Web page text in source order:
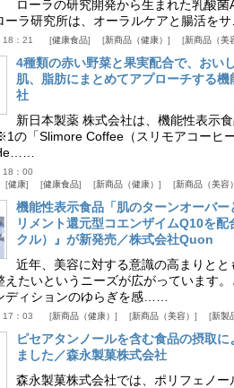
ローラの研究開発から生まれた乳酸
ーラ研究所は、オーラルケアと腸活を
：21 健康食品 新商品（健康） 新商品（美
4種類の赤い野菜と果実配合で、おい
肌、脂肪にまとめてアプローチする
社
新日本製薬 株式会社は、機能性表示
の「Slimore Coffee（スリモアコーヒ
18：00
健康 健康食品 新商品（健康） 新商品（美容）
機能性表示食品「肌のターンオーバ
リメント還元型コエンザイムQ10を
クル）』が新発売／株式会社Quon
近年、美容に対する意識の高まりとと
えたいというニーズが広がっています
ディションのゆらぎを感……
17：03 新商品（健康） 新商品（美容） 新製
ピセアタンノールを含む食品の摂取
ました／森永製菓株式会社
森永製菓株式会社では、ポリフェノ